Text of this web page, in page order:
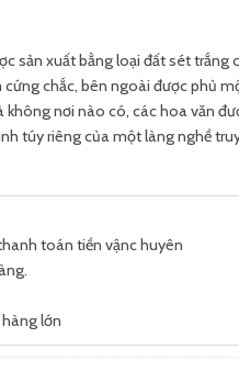
sản xuất bằng loại đất sét trắng
chắc, bên ngoài được phủ
nơi nào có, các hoa văn
túy riêng của một làng nghề
toán tiền vậnc huyên
lớn